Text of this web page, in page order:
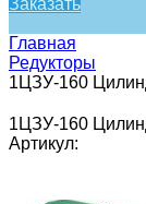
Заказать
Главная
Редукторы
1ЦЗУ-160
1ЦЗУ-160
Артикул: